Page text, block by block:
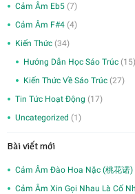
Cảm Âm Eb5 (7)
Cảm Âm F#4 (4)
Kiến Thức (34)
Hướng Dẫn Học Sáo Trúc (15)
Kiến Thức Về Sáo Trúc (27)
Tin Tức Hoạt Động (17)
Uncategorized (1)
Bài viết mới
Cảm Âm Đào Hoa Nặc (桃花诺
Cảm Âm Xin Gọi Nhau Là Cố